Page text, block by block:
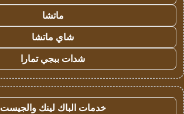
ماتشا
شاي ماتشا
شدات ببجي تمارا
خدمات الباك لينك والجيست